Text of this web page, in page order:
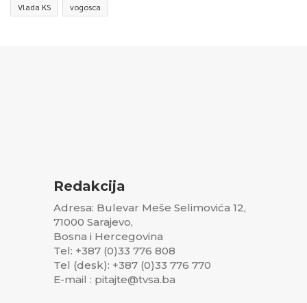
Vlada KS vogosca
Redakcija
Adresa: Bulevar Meše Selimovića 12,
71000 Sarajevo,
Bosna i Hercegovina
Tel: +387 (0)33 776 808
Tel (desk): +387 (0)33 776 770
E-mail : pitajte@tvsa.ba